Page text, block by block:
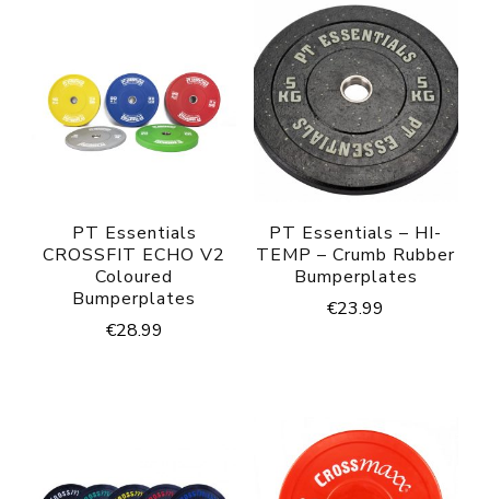
PT Essentials
CROSSFIT ECHO V2
Coloured
Bumperplates
€28.99
PT Essentials – HI-
TEMP – Crumb Rubber
Bumperplates
€23.99